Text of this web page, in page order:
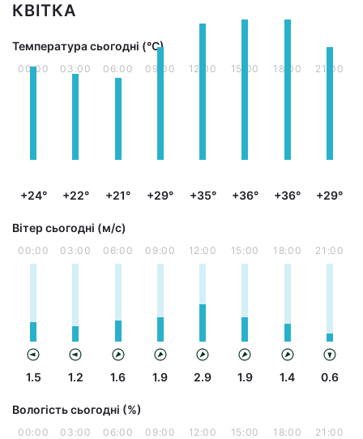
КВІТКА
Температура сьогодні (°С)
00:00
+24°
03:00
+22°
06:00
+21°
09:00
+29°
12:00
+35°
15:00
+36°
18:00
+36°
21:00
+29°
Вітер сьогодні (м/с)
00:00
1.5
03:00
1.2
06:00
1.6
09:00
1.9
12:00
2.9
15:00
1.9
18:00
1.4
21:00
0.6
Вологість сьогодні (%)
00:00 03:00 06:00 09:00 12:00 15:00 18:00 21:00